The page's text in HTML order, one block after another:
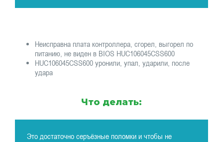
Неисправна плата контроллера, сгорел, выгорел по
питанию, не виден в BIOS HUC106045CSS600
HUC106045CSS600 уронили, упал, ударили, после
удара
Что делать:
Это достаточно серъёзные поломки и чтобы не